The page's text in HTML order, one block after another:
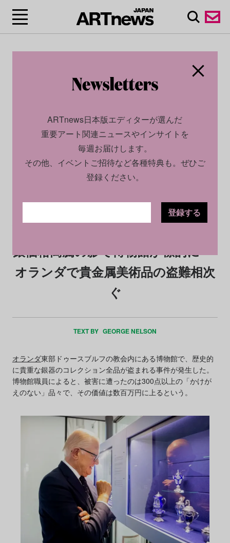
2026.01.26
銀価格高騰の影で博物館が標的に──
オランダで貴金属美術品の盗難相次
ぐ
TEXT BY GEORGE NELSON
オランダ東部ドゥースブルフの教会内にある博物館で、歴史的
に貴重な銀器のコレクション全品が盗まれる事件が発生した。
博物館職員によると、被害に遭ったのは300点以上の「かけが
えのない」品々で、その価値は数百万円に上るという。
ARTnews日本版エディターが選んだ
重要アート関連ニュースやインサイトを
毎週お届けします。
その他、イベントご招待など各種特典も。ぜひご
登録ください。
登録する